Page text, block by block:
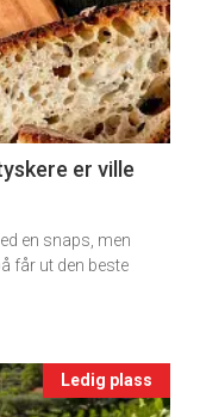
er ville
en snaps, men
får ut den beste
Ledig plass